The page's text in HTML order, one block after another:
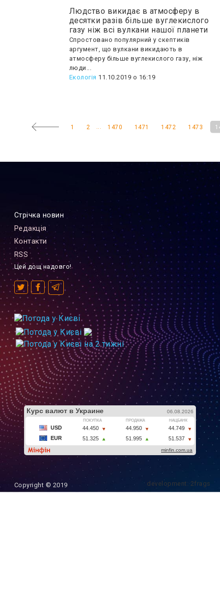
Людство викидає в атмосферу в
десятки разів більше вуглекислого
газу ніж всі вулкани нашої планети
Спростовано популярний у скептиків
аргумент, що вулкани викидають в
атмосферу більше вуглекислого газу, ніж
люди...
Екологія 11.10.2019 о 16:19
1 2 1470 1471 1472 1473
Стрiчка новин
Редакцiя
Контакти
RSS
Цей дощ надовго!
Copyright © 2019 development: 2frags